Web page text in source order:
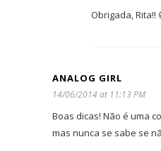
Obrigada, Rita!!
ANALOG GIRL
14/06/2014 at 11:13 PM
Boas dicas! Não é uma
mas nunca se sabe se